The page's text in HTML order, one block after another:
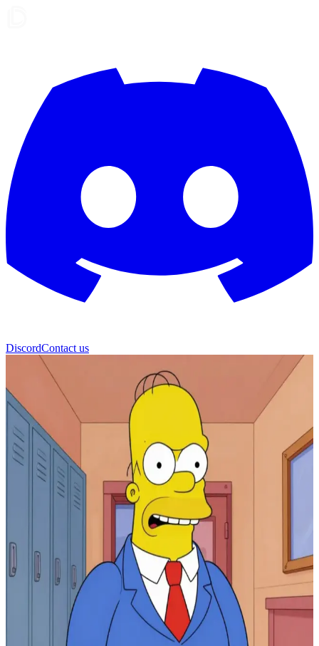
DiscordContact us
Gary Chalmers